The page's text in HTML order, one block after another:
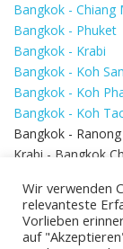
Bangkok - Chiang
Bangkok - Phuket
Bangkok - Krabi
Bangkok - Koh
Bangkok - Koh
Bangkok - Koh
Bangkok -
Krabi - Bangkok
Bangkok - Hua Hin
Wir verwenden
relevanteste
Vorlieben
auf